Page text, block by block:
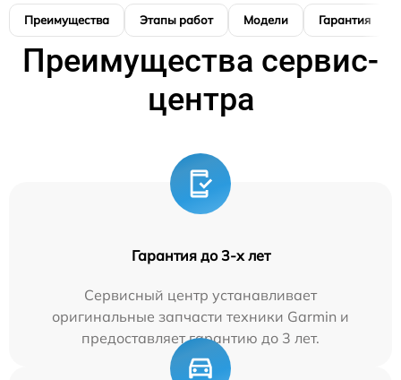
Преимущества Этапы работ Модели Гарантия
Преимущества сервис-
центра
Гарантия до 3-х лет
Сервисный центр устанавливает
оригинальные запчасти техники Garmin и
предоставляет гарантию до 3 лет.